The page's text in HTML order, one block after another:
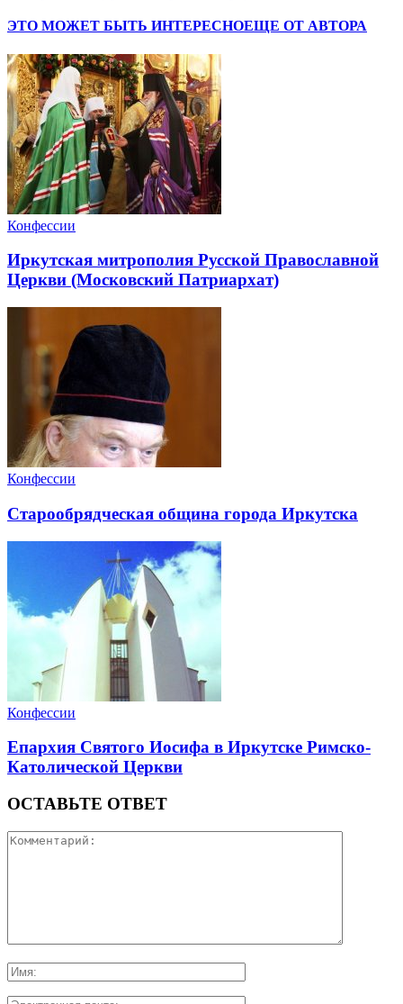
ЭТО МОЖЕТ БЫТЬ ИНТЕРЕСНОЕЩЕ ОТ АВТОРА
Конфессии
Иркутская митрополия Русской Православной
Церкви (Московский Патриархат)
Конфессии
Старообрядческая община города Иркутска
Конфессии
Епархия Святого Иосифа в Иркутске Римско-
Католической Церкви
ОСТАВЬТЕ ОТВЕТ